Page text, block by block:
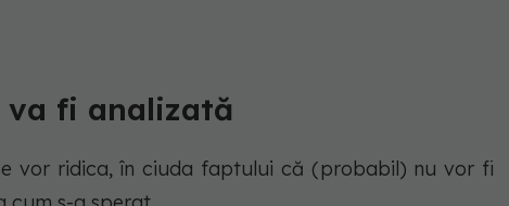
va fi analizată
vor ridica, în ciuda faptului că (probabil) nu vor fi